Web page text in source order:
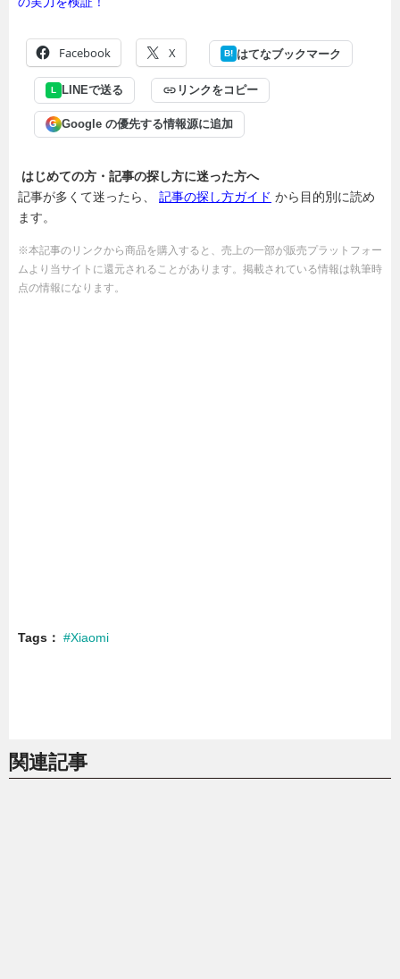
Facebook X B! はてなブックマーク
L LINEで送る リンクをコピー
G Google の優先する情報源に追加
はじめての方・記事の探し方に迷った方へ
記事が多くて迷ったら、 記事の探し方ガイド から目的別に読め
ます。
※本記事のリンクから商品を購入すると、売上の一部が販売プラットフォー
ムより当サイトに還元されることがあります。掲載されている情報は執筆時
点の情報になります。
Tags #Xiaomi
関連記事